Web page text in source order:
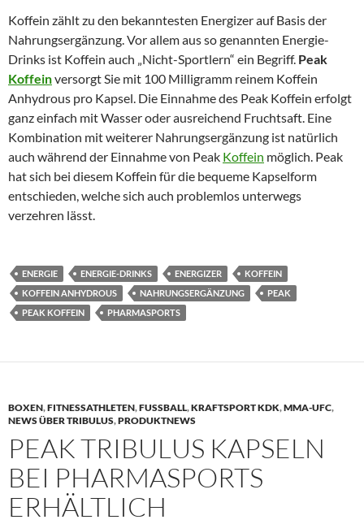
Koffein zählt zu den bekanntesten Energizer auf Basis der
Nahrungsergänzung. Vor allem aus so genannten Energie-
Drinks ist Koffein auch „Nicht-Sportlern“ ein Begriff. Peak
Koffeinversorgt Sie mit 100 Milligramm reinem Koffein
Anhydrous pro Kapsel. Die Einnahme des Peak Koffein erfolgt
ganz einfach mit Wasser oder ausreichend Fruchtsaft. Eine
Kombination mit weiterer Nahrungsergänzung ist natürlich
auch während der Einnahme von Peak Koffein möglich. Peak
hat sich bei diesem Koffein für die bequeme Kapselform
entschieden, welche sich auch problemlos unterwegs
verzehren lässt.
ENERGIE ENERGIE-DRINKS ENERGIZER
KOFFEIN
KOFFEIN ANHYDROUS
NAHRUNGSERGÄNZUNG
PEAK
PEAK KOFFEIN
PHARMASPORTS
BOXEN,FITNESSATHLETEN,FUSSBALL,KRAFTSPORT KDK,MMA-UFC,
NEWS ÜBER TRIBULUS,PRODUKTNEWS
PEAK TRIBULUS KAPSELN
BEI PHARMASPORTS
ERHÄLTLICH